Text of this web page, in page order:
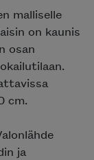
malliselle
on kaunis
osan
cm.
ja